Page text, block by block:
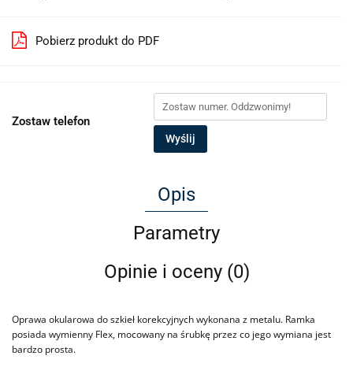
Pobierz produkt do PDF
Zostaw telefon
Wyślij
Opis
Parametry
Opinie i oceny (0)
Oprawa okularowa do szkieł korekcyjnych wykonana z metalu. Ramka
posiada wymienny Flex, mocowany na śrubkę przez co jego wymiana jest
bardzo prosta.